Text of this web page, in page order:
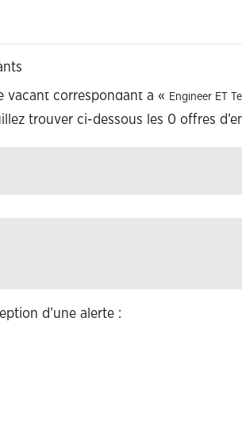
vacant correspondant à « Engineer ET
trouver ci-dessous les 0 offres
d’une alerte :